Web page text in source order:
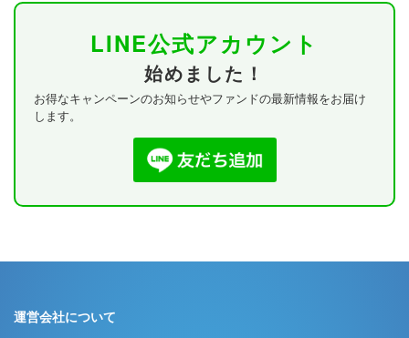
LINE公式アカウント
始めました！
お得なキャンペーンのお知らせやファンドの最新情報をお届け
します。
運営会社について